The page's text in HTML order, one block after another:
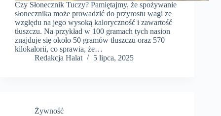
Czy Słonecznik Tuczy? Pamiętajmy, że spożywanie
słonecznika może prowadzić do przyrostu wagi ze
względu na jego wysoką kaloryczność i zawartość
tłuszczu. Na przykład w 100 gramach tych nasion
znajduje się około 50 gramów tłuszczu oraz 570
kilokalorii, co sprawia, że…
Redakcja Halat
5 lipca, 2025
Żywność